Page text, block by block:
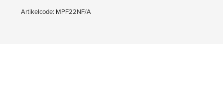
Artikelcode: MPF22NF/A